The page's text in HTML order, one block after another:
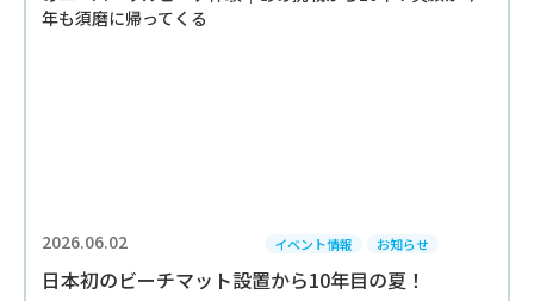
2026.06.02 イベント情報 お知らせ
日本初のビーチマット設置から10年目の夏！